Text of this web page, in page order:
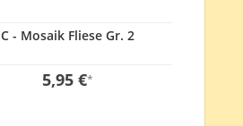
C - Mosaik Fliese Gr. 2
5,95 €*